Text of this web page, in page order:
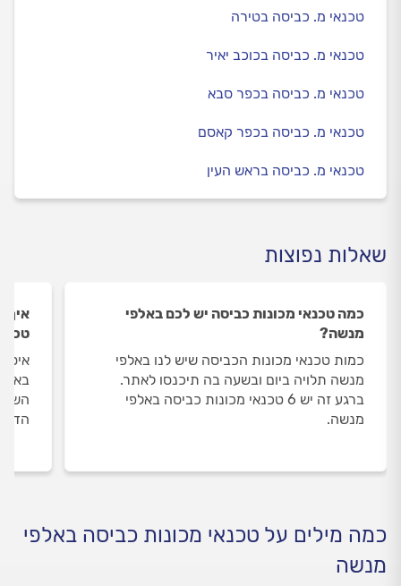
טכנאי מ. כביסה בטירה
טכנאי מ. כביסה בכוכב יאיר
טכנאי מ. כביסה בכפר סבא
טכנאי מ. כביסה בכפר קאסם
טכנאי מ. כביסה בראש העין
שאלות נפוצות
כמה טכנאי מכונות כביסה יש לכם באלפי
מנשה?
כמות טכנאי מכונות הכביסה שיש לנו באלפי
מנשה תלויה ביום ובשעה בה תיכנסו לאתר.
ברגע זה יש 6 טכנאי מכונות כביסה באלפי
מנשה.
איך
כמה מילים על טכנאי מכונות כביסה באלפי
מנשה